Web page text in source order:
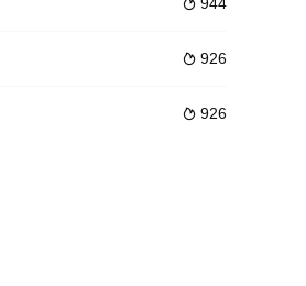
中，在导演们的带领下，一家
取经的历史真实，不仅完整地展现了他取经

 926
 926